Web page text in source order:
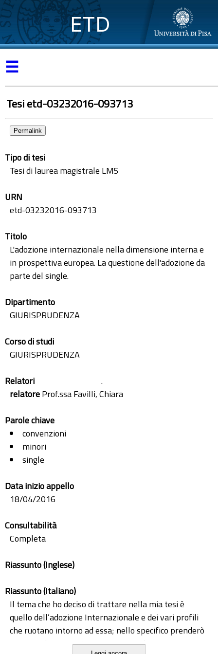
ETD
☰
Tesi etd-03232016-093713
Permalink
Tipo di tesi
Tesi di laurea magistrale LM5
URN
etd-03232016-093713
Titolo
L'adozione internazionale nella dimensione interna e
in prospettiva europea. La questione dell'adozione da
parte del single.
Dipartimento
GIURISPRUDENZA
Corso di studi
GIURISPRUDENZA
Relatori
.
relatoreProf.ssa Favilli, Chiara
Parole chiave
convenzioni
minori
single
Data inizio appello
18/04/2016
Consultabilità
Completa
Riassunto (Inglese)
Riassunto (Italiano)
Il tema che ho deciso di trattare nella mia tesi è
quello dell’adozione Internazionale e dei vari profili
che ruotano intorno ad essa; nello specifico prenderò
in esame la normativa sovranazionale, europea e